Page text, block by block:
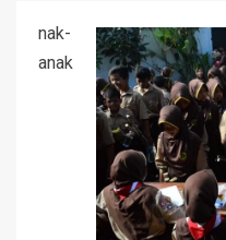
nak-
anak